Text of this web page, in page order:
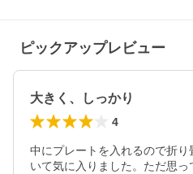
ピックアップレビュー
大きく、しっかり
4
中にプレートを入れるので折
いて気に入りました。ただ思